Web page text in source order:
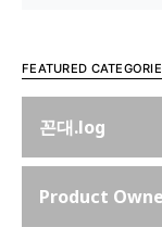
FEATURED
꼰대.log
Product